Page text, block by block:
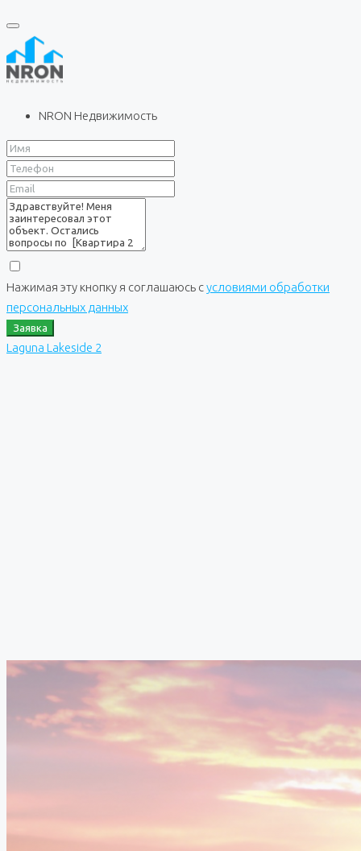
NRON Недвижимость
Нажимая эту кнопку я соглашаюсь сусловиями обработки
персональных данных
Заявка
Laguna Lakeside 2